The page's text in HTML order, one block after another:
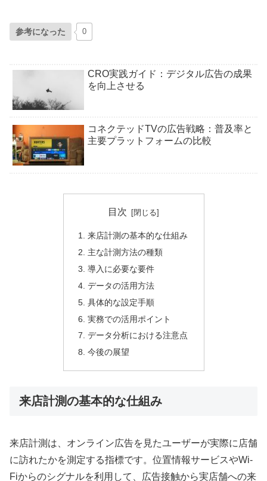
参考になった 0
CRO実践ガイド：デジタル広告の成果
を向上させる
コネクテッドTVの広告戦略：普及率と
主要プラットフォームの比較
目次
来店計測の基本的な仕組み
主な計測方法の種類
導入に必要な要件
データの活用方法
具体的な設定手順
実務での活用ポイント
データ分析における注意点
今後の展望
来店計測の基本的な仕組み
来店計測は、オンライン広告を見たユーザーが実際に店舗
に訪れたかを測定する指標です。位置情報サービスやWi-
Fiからのシグナルを利用して、広告接触から実店舗への来